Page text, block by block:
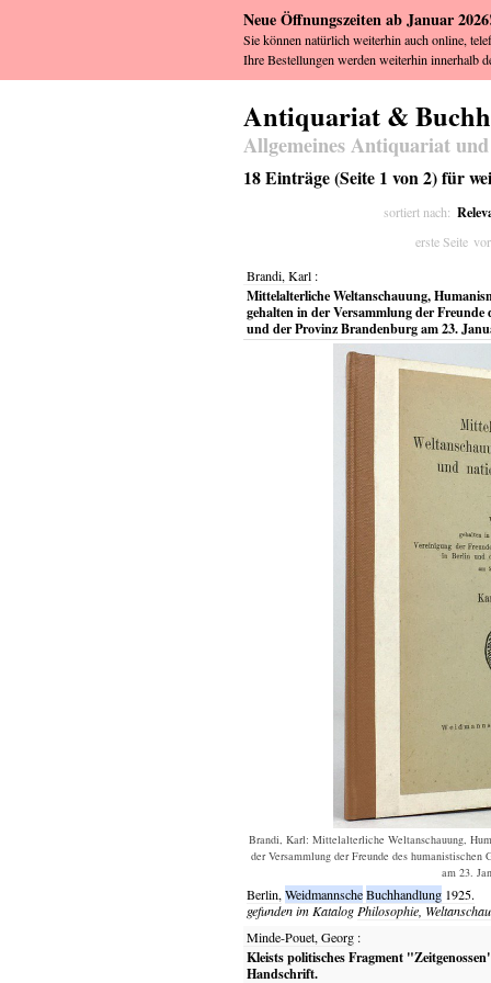
Antiquariat &
Allgemeines Antiquariat
18 Einträge (Seite 1 von 2) für
sortiert nach:
erste Seite
Brandi, Karl:
Mittelalterliche Weltanschauung,
gehalten in der Versammlung der
und der Provinz Brandenburg am 23.
Brandi, Karl: Mittelalterliche Weltanschauung,
der Versammlung der Freunde des
am 23.
Berlin, Weidmannsche Buchhandlung 1925.
gefunden im Katalog Philosophie,
Minde-Pouet, Georg:
Kleists politisches Fragment
Handschrift.
Neue Öffnungszeiten ab Januar
Sie können natürlich weiterhin auch online,
Ihre Bestellungen werden weiterhin innerhalb